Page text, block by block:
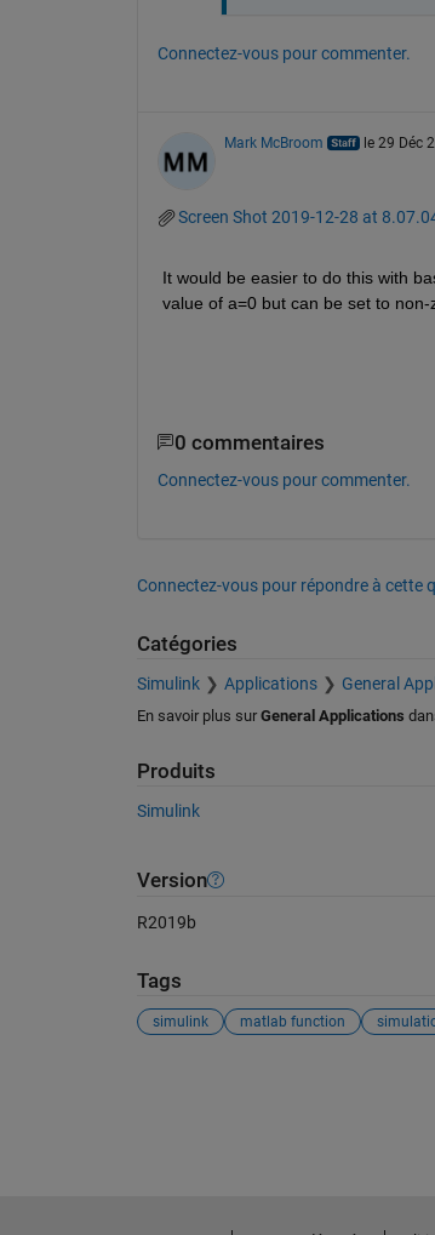
Connectez-vous pour commenter.
Mark McBroom le 29 Déc
Screen Shot 2019-12-28 at
It would be easier to do this with
value of a=0 but can be set to non-
0 commentaires
Connectez-vous pour commenter.
Connectez-vous pour répondre à cette
Catégories
Simulink Applications General
En savoir plus sur General Applications
Produits
Simulink
Version
R2019b
Tags
simulink matlab function